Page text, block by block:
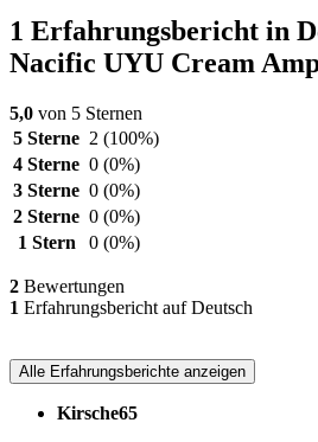
1 Erfahrungsbericht in
Nacific UYU Cream
5,0 von 5 Sternen
5 Sterne 2 (100%)
4 Sterne 0 (0%)
3 Sterne 0 (0%)
2 Sterne 0 (0%)
1 Stern
0 (0%)
2 Bewertungen
1 Erfahrungsbericht auf Deutsch
Alle Erfahrungsberichte anzeigen
Kirsche65